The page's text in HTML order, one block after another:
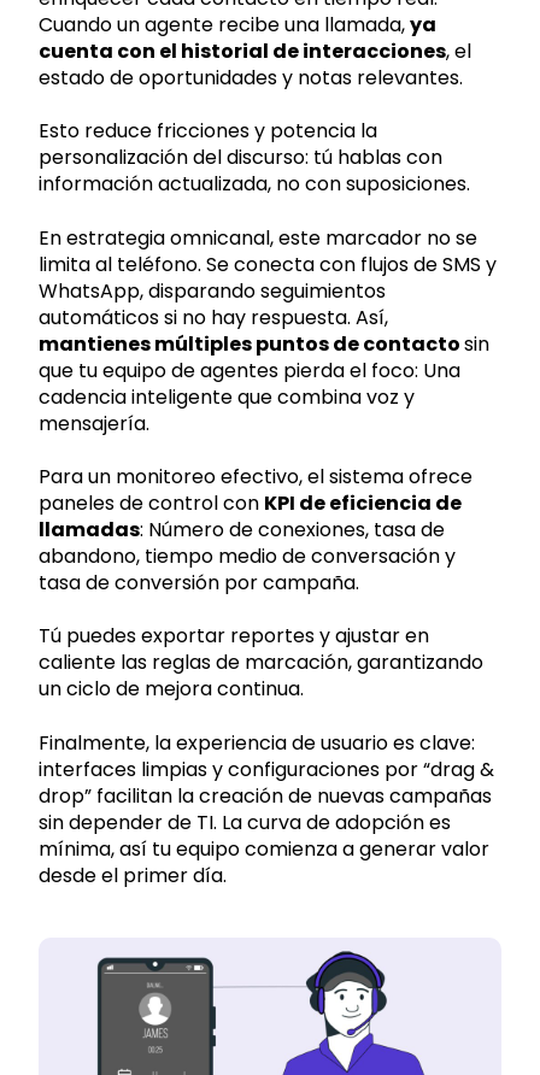
Cuando un agente recibe una llamada,ya
cuenta con el historial de interacciones, el
estado de oportunidades y notas relevantes.
Esto reduce fricciones y potencia la
personalización del discurso: tú hablas con
información actualizada, no con suposiciones.
En estrategia omnicanal, este marcador no se
limita al teléfono. Se conecta con flujos de SMS y
WhatsApp, disparando seguimientos
automáticos si no hay respuesta. Así,
mantienes múltiples puntos de contactosin
que tu equipo de agentes pierda el foco: Una
cadencia inteligente que combina voz y
mensajería.
Para un monitoreo efectivo, el sistema ofrece
paneles de control con KPI de eficiencia de
llamadas: Número de conexiones, tasa de
abandono, tiempo medio de conversación y
tasa de conversión por campaña.
Tú puedes exportar reportes y ajustar en
caliente las reglas de marcación, garantizando
un ciclo de mejora continua.
Finalmente, la experiencia de usuario es clave:
interfaces limpias y configuraciones por “drag &
drop” facilitan la creación de nuevas campañas
sin depender de TI. La curva de adopción es
mínima, así tu equipo comienza a generar valor
desde el primer día.